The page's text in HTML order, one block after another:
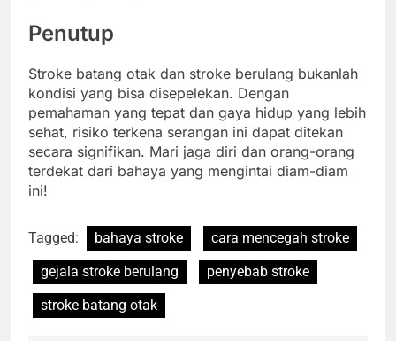
Penutup
Stroke batang otak dan stroke berulang bukanlah
kondisi yang bisa disepelekan. Dengan
pemahaman yang tepat dan gaya hidup yang lebih
sehat, risiko terkena serangan ini dapat ditekan
secara signifikan. Mari jaga diri dan orang-orang
terdekat dari bahaya yang mengintai diam-diam
ini!
Tagged: bahaya stroke
cara mencegah stroke
gejala stroke berulang
penyebab stroke
stroke batang otak